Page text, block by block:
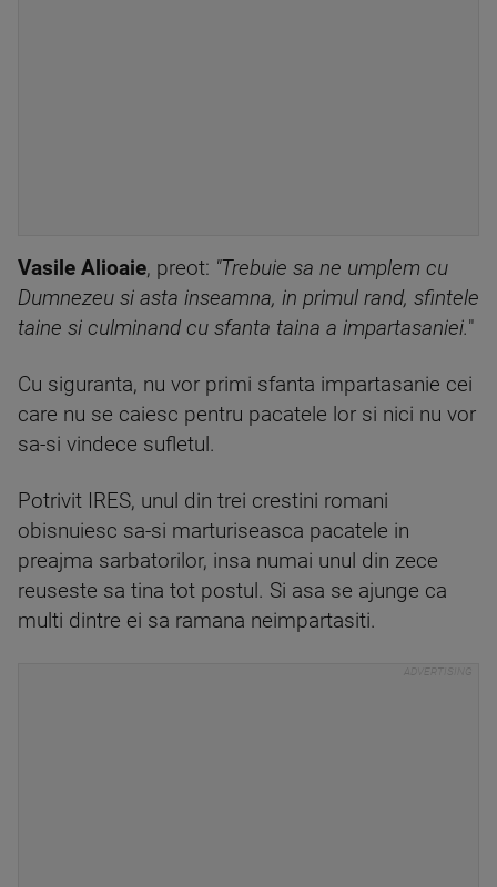
Vasile Alioaie, preot: "Trebuie sa ne umplem cu
Dumnezeu si asta inseamna, in primul rand, sfintele
taine si culminand cu sfanta taina a impartasaniei."
Cu siguranta, nu vor primi sfanta impartasanie cei
care nu se caiesc pentru pacatele lor si nici nu vor
sa-si vindece sufletul.
Potrivit IRES, unul din trei crestini romani
obisnuiesc sa-si marturiseasca pacatele in
preajma sarbatorilor, insa numai unul din zece
reuseste sa tina tot postul. Si asa se ajunge ca
multi dintre ei sa ramana neimpartasiti.